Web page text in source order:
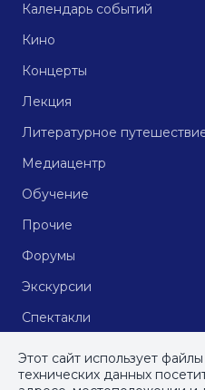
Календарь событий
Кино
Концерты
Лекция
Литературное
Медиацентр
Обучение
Прочие
Форумы
Экскурсии
Спектакли
Этот сайт использует
технических данных